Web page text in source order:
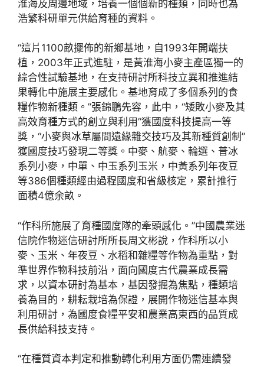
淮海及周邊地域，培養一個個新的種類，同時也為
浩繁科研單元供給育種的資料。
“這片1100畝擺佈的新鄉基地，自1993年開端扶
植，2003年正式進駐，是黃淮海小麥主產區獨一的
綜合性試驗基地，在支持研討所科技立異和推進結
果轉化中施展主要感化。基地育成了多個系列的食
糧作物新種類。”張錦鵬先容，此中，“矮敗小麥及其
高效育種方式的創立與利用”獲國度科技提高一等
獎，“小麥與冰草屬間遠緣雜交技巧及其新種質創制”
獲國度技巧發現二等獎。中麥、航麥、輪選、普冰
系列小麥，中單、中玉系列玉米，中黃系列年夜豆
等386個種類經由過程國度和省級核定，累計推行
面積4億余畝。
“作科所施展了育種國度隊的牽頭感化。”中國農業迷
信院作物迷信研討所所長周文彬說，作科所以小
麥、玉米、年夜豆、水稻和雜糧等作物為重點，對
準世界作物科技前沿，面向國度古代農業成長需
求，以資本研討為基本，基因發掘為焦點，種類培
養為目的，耕耘栽培為保證，展開作物迷信基本與
利用研討，為國度食糧平安和農業高東西的品質成
長供給科技支持。
“在種質資本判定和推動轉化利用方面仍需連續發